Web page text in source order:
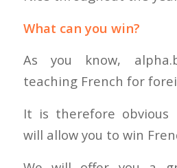
What can you win?
As you know,
teaching French for
It is therefore
will allow you to win